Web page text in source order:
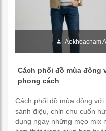
Aokhoacnam
Cách phối đồ mùa đông
phong cách
Cách phối đồ mùa đông
sành điệu, chỉn chu cuốn
dụng ngay những mẹo mix